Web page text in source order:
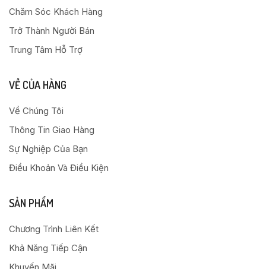
Chăm Sóc Khách Hàng
Trở Thành Người Bán
Trung Tâm Hỗ Trợ
VỀ CỦA HÀNG
Về Chúng Tôi
Thông Tin Giao Hàng
Sự Nghiệp Của Bạn
Điều Khoản Và Điều Kiện
SẢN PHẨM
Chương Trình Liên Kết
Khả Năng Tiếp Cận